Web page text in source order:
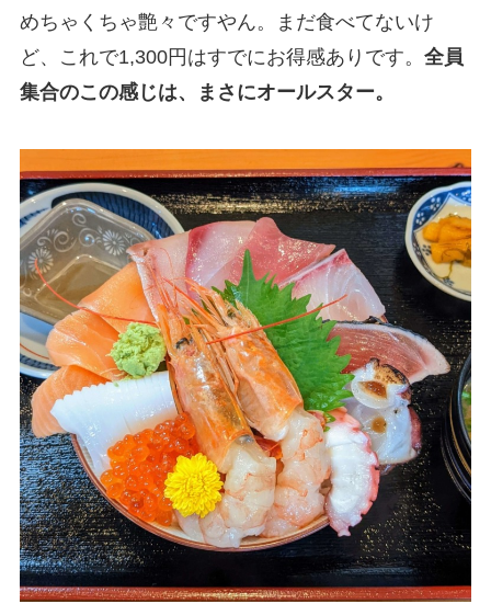
めちゃくちゃ艶々ですやん。まだ食べてないけ
ど、これで1,300円はすでにお得感ありです。 全員
集合のこの感じは、まさにオールスター。